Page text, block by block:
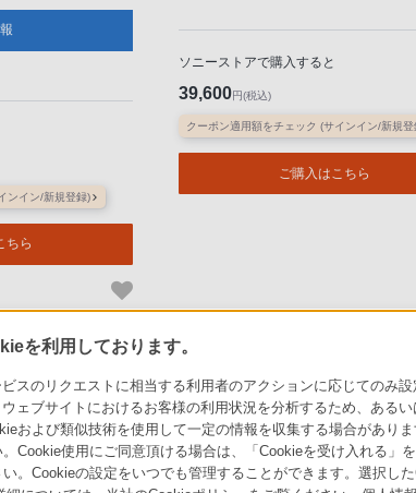
ンイン/新規登録)
ちら
ソニーストアで購入すると
39,600円(税込)
クーポン適用額をチェック (サインイン/新規登
ご購入はこちら
を利用しております。
スのリクエストに相当する利用者のアクションに応じてのみ
ェブサイトにおけるお客様の利用状況を分析するため、ある
および類似技術を使用して一定の情報を収集する場合があり
Cookie使用にご同意頂ける場合は、「Cookieを受け入れる」
。Cookieの設定をいつでも管理することができます。選択し
のお買い物にあたって セキュリティ・ブラウザ環境
会社情報 採用情報 特約店のご案内